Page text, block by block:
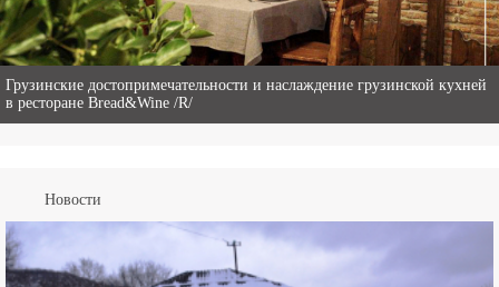
Гиви Абалаки – 86-летний фермер из Горийского муниципалитета